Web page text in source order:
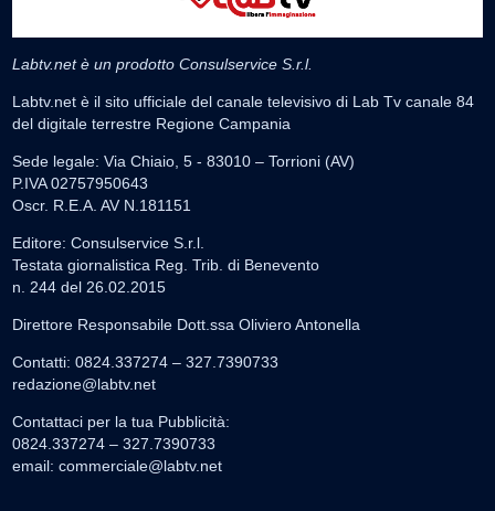
Labtv.net è un prodotto Consulservice S.r.l.
Labtv.net è il sito ufficiale del canale televisivo di Lab Tv canale 84
del digitale terrestre Regione Campania
Sede legale: Via Chiaio, 5 - 83010 – Torrioni (AV)
P.IVA 02757950643
Oscr. R.E.A. AV N.181151
Editore: Consulservice S.r.l.
Testata giornalistica Reg. Trib. di Benevento
n. 244 del 26.02.2015
Direttore Responsabile Dott.ssa Oliviero Antonella
Contatti: 0824.337274 – 327.7390733
redazione@labtv.net
Contattaci per la tua Pubblicità:
0824.337274 – 327.7390733
email: commerciale@labtv.net